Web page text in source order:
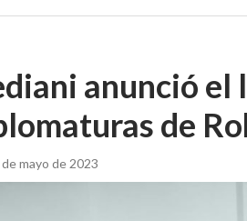
anunció el
de
mayo de 2023